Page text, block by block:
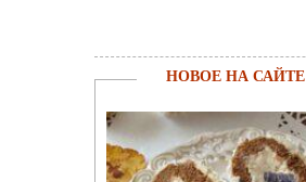
НОВОЕ НА САЙТЕ